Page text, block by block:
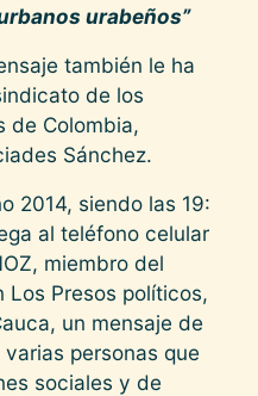
urabeños”
también le ha
de los
de Colombia,
Sánchez.
2014, siendo las 19:
al teléfono celular
miembro del
Los Presos políticos,
un mensaje de
personas que
sociales y de